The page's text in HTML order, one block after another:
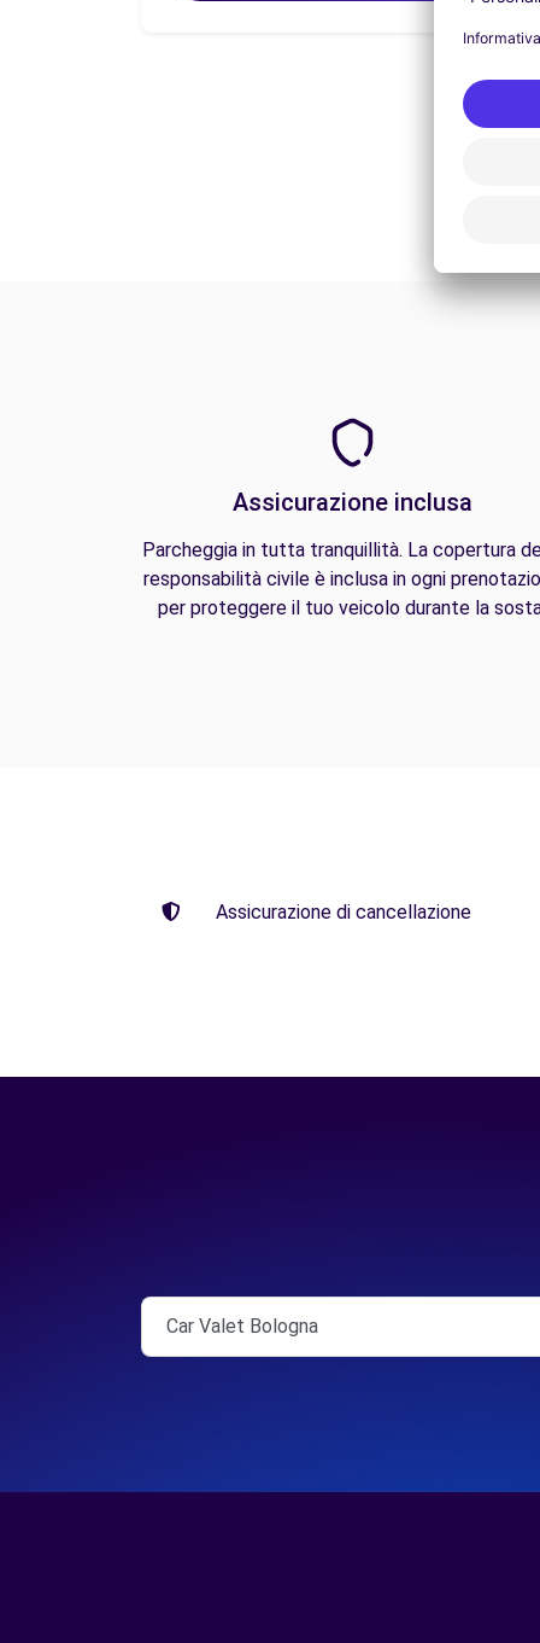
Assicurazione inclusa
Parcheggia in tutta tranquillità. La copertura
responsabilità civile è inclusa in ogni
per proteggere il tuo veicolo durante la
Assicurazione di cancellazione
Car Valet Bologna